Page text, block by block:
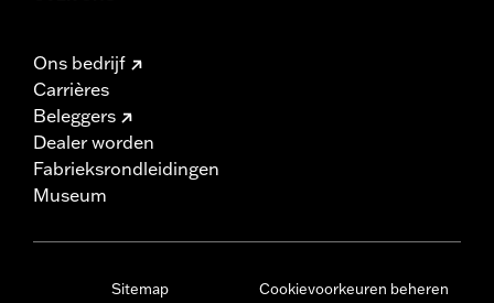
Ons bedrijf
Carrières
Beleggers
Dealer worden
Fabrieksrondleidingen
Museum
Sitemap
Cookievoorkeuren beheren